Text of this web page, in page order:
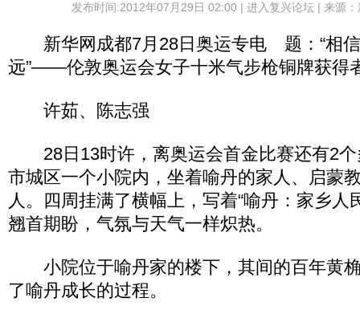
发布时间:2012年07月29日 02:00 | 进入复兴论坛| 来源
新华网成都7月28日奥运专电 题：“相信
远”——伦敦奥运会女子十米气步枪铜牌获得
许茹、陈志强
28日13时许，离奥运会首金比赛还有2个
市城区一个小院内，坐着喻丹的家人、启蒙
人。四周挂满了横幅上，写着“喻丹：家乡人
翘首期盼，气氛与天气一样炽热。
小院位于喻丹家的楼下，其间的百年黄
了喻丹成长的过程。